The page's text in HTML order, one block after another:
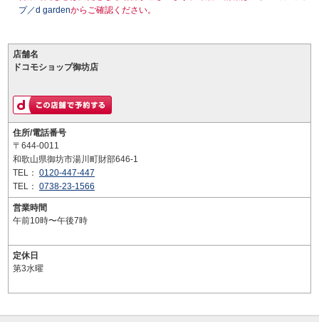
プ／d gardenからご確認ください。
店舗名
ドコモショップ御坊店
住所/電話番号
〒644-0011
和歌山県御坊市湯川町財部646-1
TEL： 0120-447-447
TEL： 0738-23-1566
営業時間
午前10時〜午後7時
定休日
第3水曜